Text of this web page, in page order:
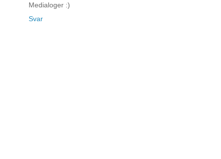
Medialoger :)
Svar